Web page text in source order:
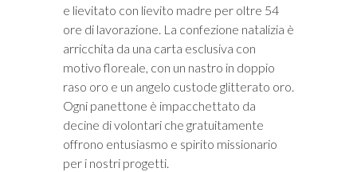
e lievitato con lievito madre per oltre 54
ore di lavorazione. La confezione natalizia è
arricchita da una carta esclusiva con
motivo floreale, con un nastro in doppio
raso oro e un angelo custode glitterato oro.
Ogni panettone è impacchettato da
decine di volontari che gratuitamente
offrono entusiasmo e spirito missionario
per i nostri progetti.